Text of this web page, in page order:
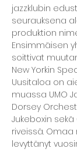
jazzklubin
seurauksena
produktion
Ensimmäisen
soittivat
New Yorkin
Uusitaloa on
muassa UMO
Dorsey
Jukeboxin
riveissä. Omaa
levyttänyt